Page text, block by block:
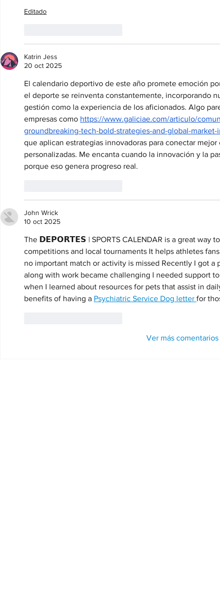
Editado
Katrin Jess
20 oct 2025
El calendario deportivo de este año promete emoción
el deporte se reinventa constantemente, incorporando
gestión como la experiencia de los aficionados. Algo
empresas como https://www.galiciae.com/articulo/
groundbreaking-tech-bold-strategies-and-global-market-
que aplican estrategias innovadoras para conectar
personalizadas. Me encanta cuando la innovación y la
porque eso genera progreso real.
John Wrick
10 oct 2025
The 𝗗𝗘𝗣𝗢𝗥𝗧𝗘𝗦 | SPORTS CALENDAR is a great way
competitions and local tournaments It helps athletes
no important match or activity is missed Recently I got
along with work became challenging I needed support
when I learned about resources for pets that assist in
benefits of having a Psychiatric Service Dog letter for
Ver más comentarios